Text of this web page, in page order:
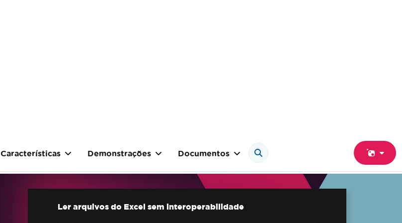
Características Demonstrações Documentos
Ler arquivos do Excel sem interoperabilidade